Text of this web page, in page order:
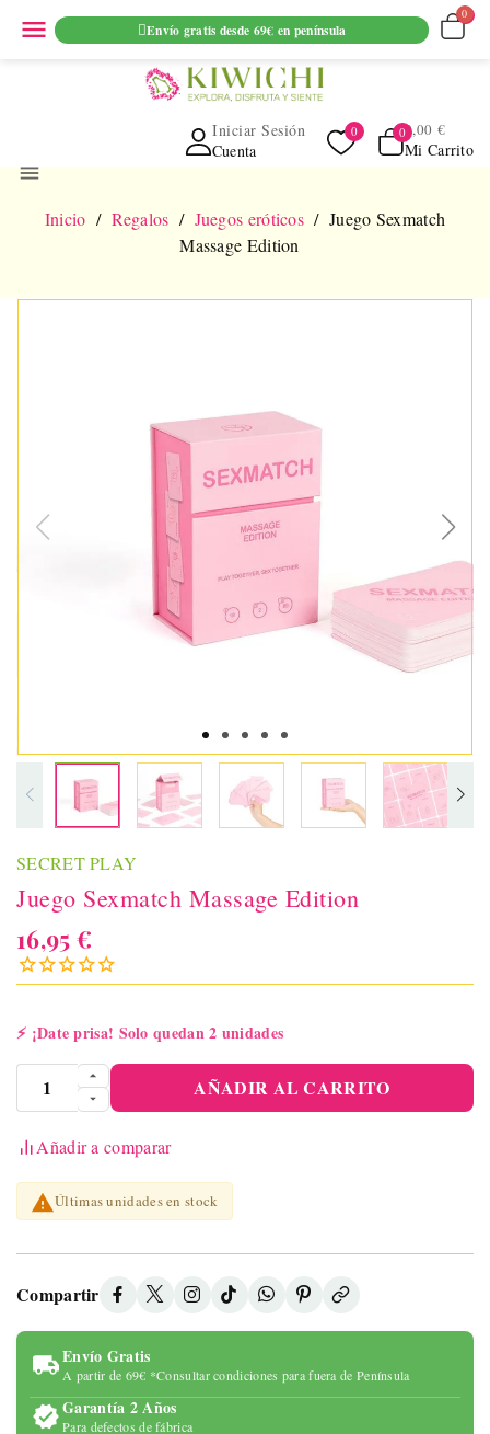
ENVIO GRATUITO EN PEDIDOS SUPERIORES A 69€ EN
PENINSULA
Cuenta
Iniciar Sesión
Mi Carrito
0,00 €
menu
Inicio Regalos Juegos eróticos
Juego Sexmatch
Massage Edition
SECRET PLAY
Juego Sexmatch Massage Edition
16,95 €
⚡ ¡Date prisa! Solo quedan 2 unidades
AÑADIR AL CARRITO
Añadir a comparar
Últimas unidades en stock
Compartir
Envío Gratis
A partir de 69€ *Consultar condiciones para fuera de Península
Garantía 2 Años
Para defectos de fábrica
menu Envío gratis desde 69€ en península